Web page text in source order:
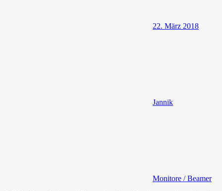
22. März 2018
Jannik
Monitore / Beamer